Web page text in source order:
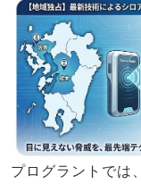
プログラントでは、